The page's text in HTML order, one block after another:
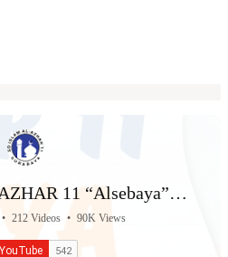
11 “Alsebaya”
• 212 Videos • 90K Views